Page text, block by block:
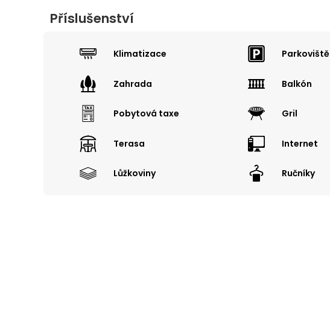
Příslušenství
Klimatizace Parkoviště
Zahrada Balkón
Pobytová taxe Gril
Terasa Internet
Lůžkoviny Ručníky